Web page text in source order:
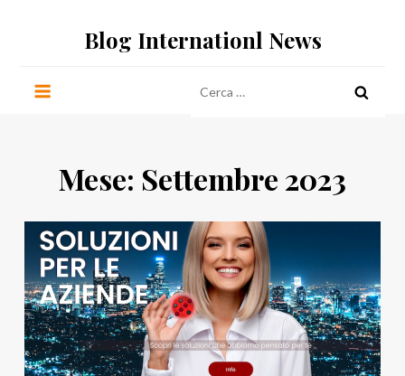
Blog Internationl News
per:
Mese: Settembre 2023